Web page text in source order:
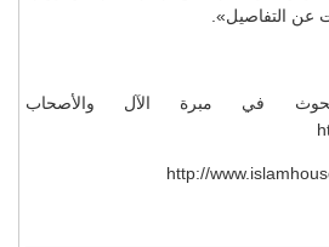
عن التفاصيل».
في مبرة الآل والأصحاب
http://